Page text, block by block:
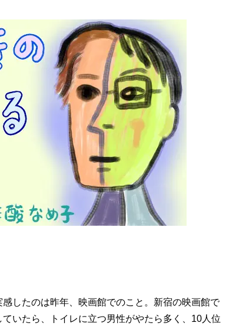
たのは昨年、映画館でのこと。新宿の映画館で
いたら、トイレに立つ男性がやたら多く、10人位